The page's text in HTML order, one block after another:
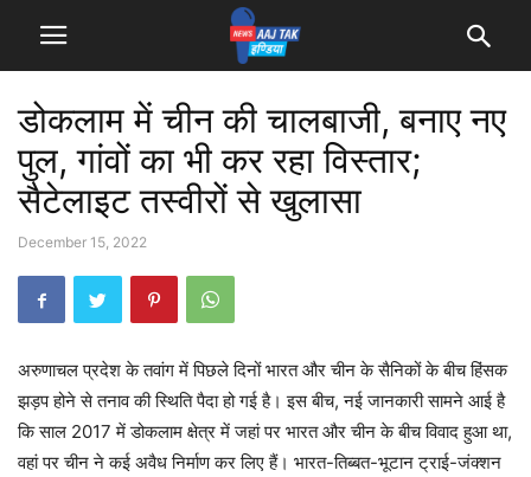
डोकलाम में चीन की चालबाजी, बनाए नए
पुल, गांवों का भी कर रहा विस्तार;
सैटेलाइट तस्वीरों से खुलासा
December 15, 2022
अरुणाचल प्रदेश के तवांग में पिछले दिनों भारत और चीन के सैनिकों के बीच हिंसक
झड़प होने से तनाव की स्थिति पैदा हो गई है। इस बीच, नई जानकारी सामने आई है
कि साल 2017 में डोकलाम क्षेत्र में जहां पर भारत और चीन के बीच विवाद हुआ था,
वहां पर चीन ने कई अवैध निर्माण कर लिए हैं। भारत-तिब्बत-भूटान ट्राई-जंक्शन